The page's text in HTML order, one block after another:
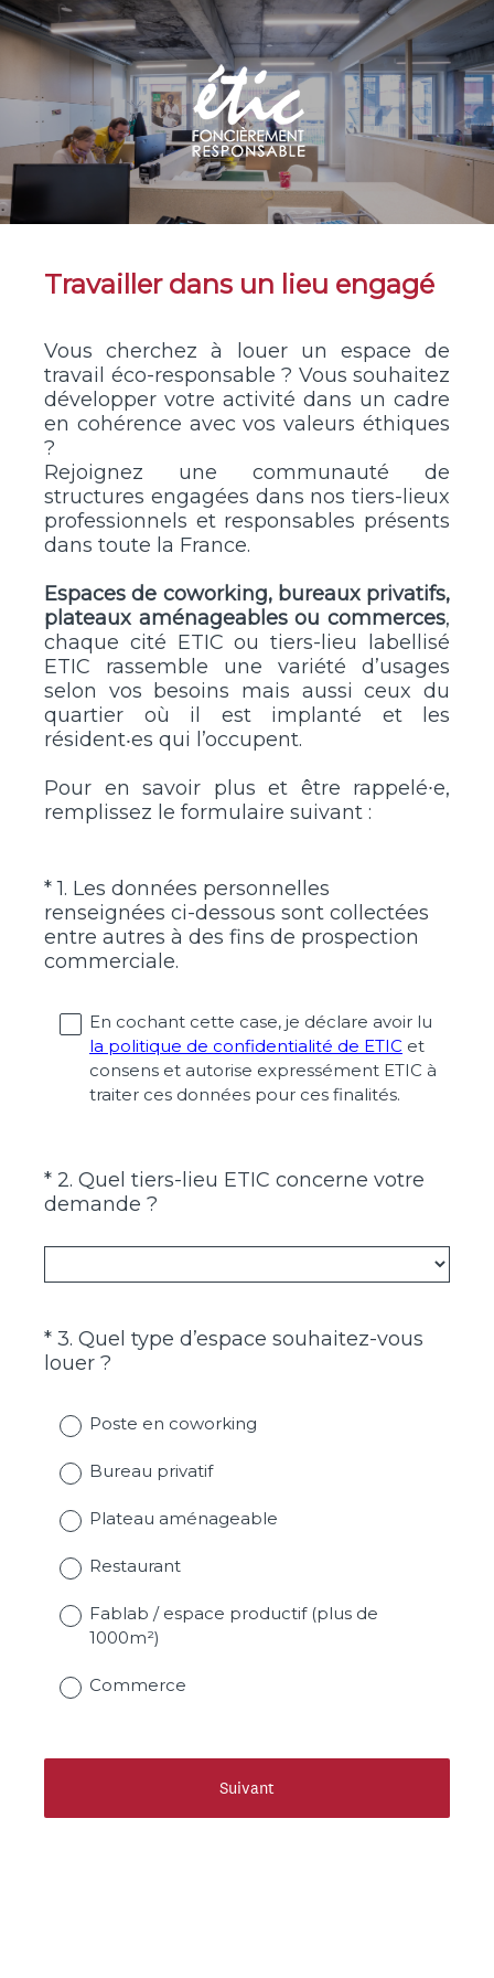
Travailler dans un lieu engagé
Vous cherchez à louer un espace de
travail éco-responsable ? Vous souhaitez
développer votre activité dans un cadre
en cohérence avec vos valeurs éthiques
?
Rejoignez une communauté de
structures engagées dans nos tiers-lieux
professionnels et responsables présents
dans toute la France.
Espaces de coworking, bureaux privatifs,
plateaux aménageables ou commerces,
chaque cité ETIC ou tiers-lieu labellisé
ETIC rassemble une variété d’usages
selon vos besoins mais aussi ceux du
quartier où il est implanté et les
résident‧es qui l’occupent.
Pour en savoir plus et être rappelé∙e,
remplissez le formulaire suivant :
Question
Title
* 1. Les données personnelles
renseignées ci-dessous sont collectées
entre autres à des fins de prospection
commerciale.
l
i
g
a
i
)
En cochant cette case, je déclare avoir lu
la politique de confidentialité de ETIC et
consens et autorise expressément ETIC à
traiter ces données pour ces finalités.
Question
Title
* 2. Quel tiers-lieu ETIC concerne votre
demande ?
b
l
a
i
e
Question
Title
* 3. Quel type d’espace souhaitez-vous
louer ?
l
g
a
t
o
r
e
Poste en coworking
Bureau privatif
Plateau aménageable
Restaurant
Fablab / espace productif (plus de
1000m²)
Commerce
Suivant